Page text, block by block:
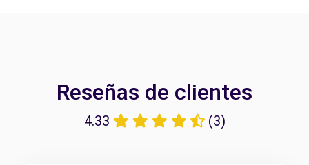
Reseñas de clientes
4.33 (3)